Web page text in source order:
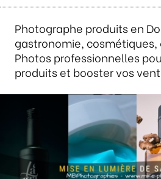
Photographe produits en
gastronomie,
Photos professionnelles
produits et booster vos